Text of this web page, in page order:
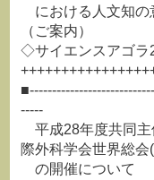
における人文知の
（ご案内）
◇サイエンスアゴラ
-----
平成28年度共同主
際外科学会世界総会
の開催について